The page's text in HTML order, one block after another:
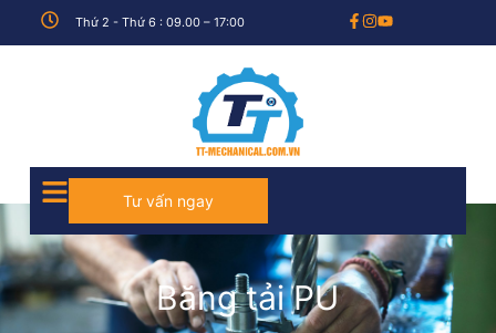
Thứ 2 - Thứ 6 : 09.00 – 17:00
Tư vấn ngay
Băng tải PU